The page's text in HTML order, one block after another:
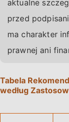
aktualne
przed
ma charakter
prawnej ani
Tabela
według